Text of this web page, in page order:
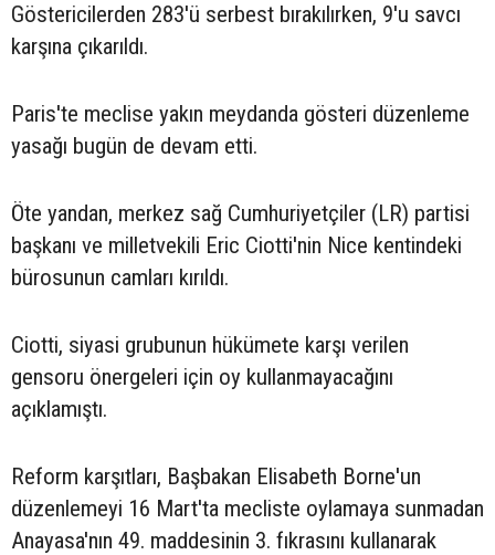
Göstericilerden 283'ü serbest bırakılırken, 9'u savcı
karşına çıkarıldı.
Paris'te meclise yakın meydanda gösteri düzenleme
yasağı bugün de devam etti.
Öte yandan, merkez sağ Cumhuriyetçiler (LR) partisi
başkanı ve milletvekili Eric Ciotti'nin Nice kentindeki
bürosunun camları kırıldı.
Ciotti, siyasi grubunun hükümete karşı verilen
gensoru önergeleri için oy kullanmayacağını
açıklamıştı.
Reform karşıtları, Başbakan Elisabeth Borne'un
düzenlemeyi 16 Mart'ta mecliste oylamaya sunmadan
Anayasa'nın 49. maddesinin 3. fıkrasını kullanarak